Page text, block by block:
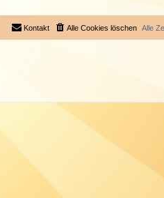
Alle
Alle Cookies löschen
Kontakt